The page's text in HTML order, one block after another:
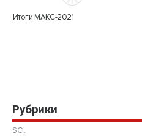
Итоги МАКС-2021
Рубрики
SCI.